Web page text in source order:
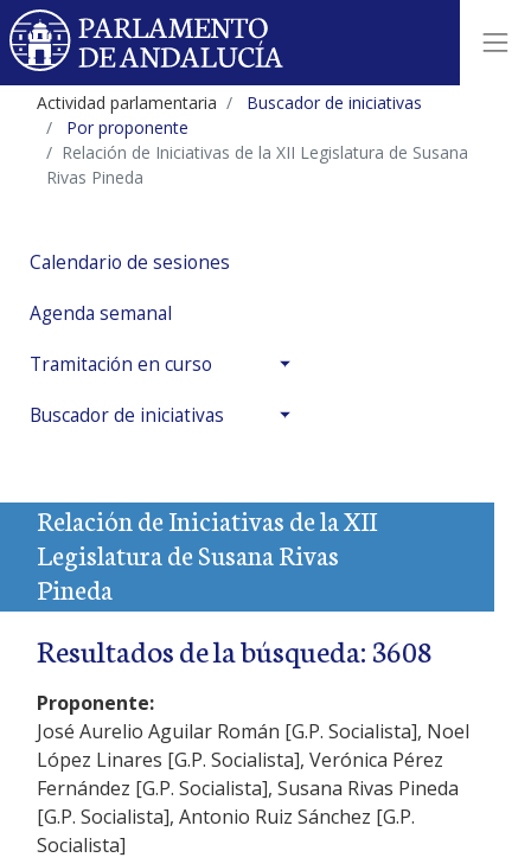
Actividad parlamentaria
Buscador de iniciativas
Por proponente
Relación de Iniciativas de la XII Legislatura de Susana
Rivas Pineda
Calendario de sesiones
Agenda semanal
Tramitación en curso
Buscador de iniciativas
Relación de Iniciativas de la XII
Legislatura de Susana Rivas
Pineda
Resultados de la búsqueda: 3608
Proponente:
José Aurelio Aguilar Román [G.P. Socialista], Noel
López Linares [G.P. Socialista], Verónica Pérez
Fernández [G.P. Socialista], Susana Rivas Pineda
[G.P. Socialista], Antonio Ruiz Sánchez [G.P.
Socialista]